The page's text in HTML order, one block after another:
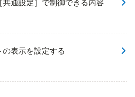
共通設定］で制御できる内容
表示を設定する